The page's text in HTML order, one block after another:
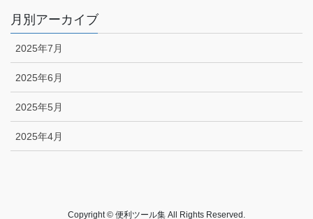
月別アーカイブ
2025年7月
2025年6月
2025年5月
2025年4月
Copyright © 便利ツール集 All Rights Reserved.